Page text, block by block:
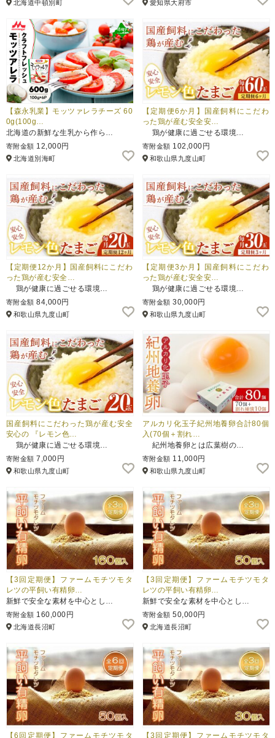
北海道中頓別町 愛知県大府市
【森永乳業】モッツァレラチーズ 60
0g(100g…
北海道の新鮮な生乳から作ら…
寄附金額 12,000円
北海道別海町
【定期便6か月】国産飼料にこだわ
った鶏が産む安全安…
鶏が健康に過ごせる環境…
寄附金額 102,000円
和歌山県九度山町
【定期便12か月】国産飼料にこだわ
った鶏が産む安全…
鶏が健康に過ごせる環境…
寄附金額 84,000円
和歌山県九度山町
【定期便3か月】国産飼料にこだわ
った鶏が産む安全安…
鶏が健康に過ごせる環境…
寄附金額 30,000円
和歌山県九度山町
国産飼料にこだわった鶏が産む安全
安心の 『レモン色…
鶏が健康に過ごせる環境…
寄附金額 7,000円
和歌山県九度山町
アルカリ化玉子紀州地養卵合計80個
入(70個＋割れ…
紀州地養卵とは広葉樹の…
寄附金額 11,000円
和歌山県九度山町
【3回定期便】ファームモチツモタ
レツの平飼い有精卵…
新鮮で安全な素材を中心とし…
寄附金額 160,000円
北海道長沼町
【3回定期便】ファームモチツモタ
レツの平飼い有精卵…
新鮮で安全な素材を中心とし…
寄附金額 50,000円
北海道長沼町
【6回定期便】ファームモチツモタ 【3回定期便】ファームモチツモタ